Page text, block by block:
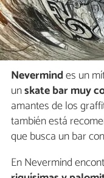
Nevermindes un
unskate bar muy
amantes de los
también está
que busca un bar
En Nevermind